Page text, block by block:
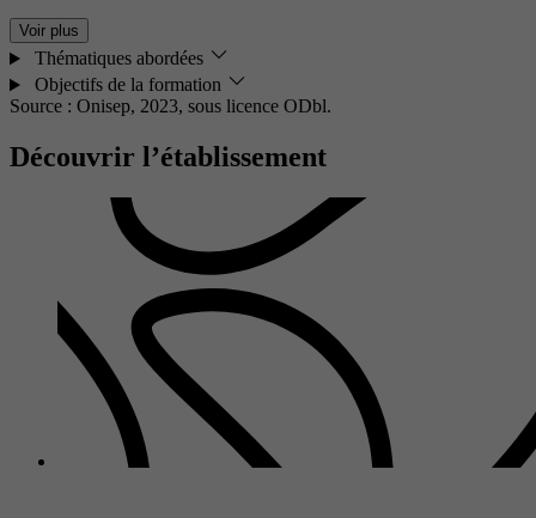
Voir plus
Thématiques abordées
Objectifs de la formation
Source : Onisep, 2023, sous licence ODbl.
Découvrir l’établissement